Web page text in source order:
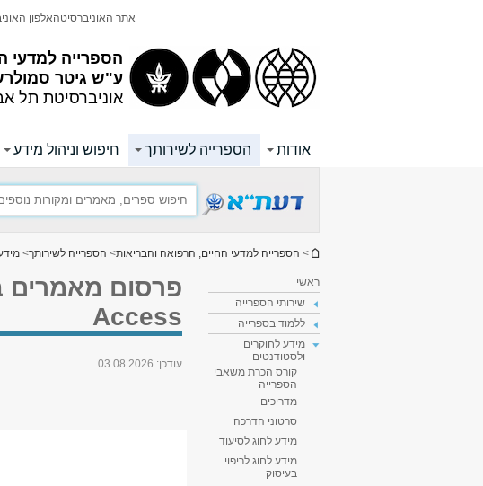
הספרייה למדעי
ע"ש גיטר
אוניברסיטת תל
אתר האוניברסיטהאלפון
אודות הספרייה לשירותך חיפוש וניהול מידע
הינך נמצא כאן
> הספרייה למדעי החיים, הרפואה והבריאות> הספרייה לשירותך>
ראשי
שירותי הספרייה
ללמוד בספרייה
מידע לחוקרים
ולסטודנטים
קורס הכרת משאבי
הספרייה
מדריכים
סרטוני הדרכה
מידע לחוג לסיעוד
מידע לחוג לריפוי
בעיסוק
Access
עודכן: 03.08.2026